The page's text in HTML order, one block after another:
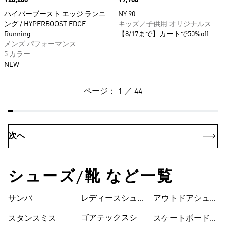
ハイパーブースト エッジ ランニ
ング / HYPERBOOST EDGE
Running
メンズ パフォーマンス
5 カラー
NEW
NY 90
キッズ／子供用 オリジナルス
【8/17まで】カートで50%off
ページ： 1 ／ 44
次へ
シューズ/靴 など一覧
サンバ
スタンスミス
レディースシュー
ゴアテックスシュ
シューズ
アウトドアシュー
スケートボードシ